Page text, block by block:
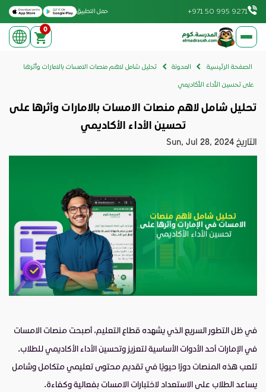
Download on the Apple App Store
Get it on Google Play
حمل التطبيق +971 50 995 9271
elmadrasah.com home
0
الصفحة الرئيسية المدونة تحليل شامل لاهم منصات الامسات بالامارات وأثرها
على تحسين الأداء الأكاديمي
تحليل شامل لاهم منصات الامسات بالامارات وأثرها على
تحسين الأداء الأكاديمي
التاريخ Sun, Jul 28, 2024
في ظل التطور السريع الذي يشهده قطاع التعليم، أصبحت منصات الامسات
في الإمارات أحد الأدوات الأساسية لتعزيز وتحسين الأداء الأكاديمي للطلاب.
تلعب هذه المنصات دورًا حيويًا في تقديم محتوى تعليمي متكامل وشامل
يساعد الطلاب على الاستعداد لاختبارات الامسات بفعالية وكفاءة.